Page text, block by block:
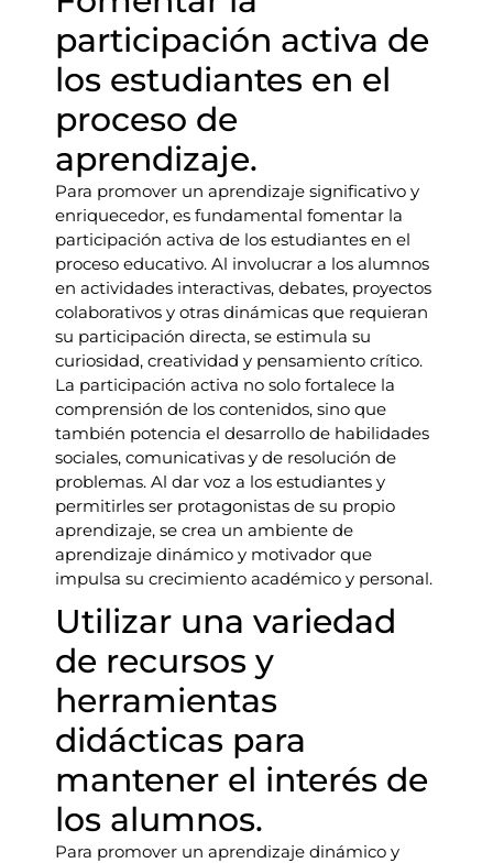
participación activa de
los estudiantes en el
proceso de
aprendizaje.
Para promover un aprendizaje significativo y
enriquecedor, es fundamental fomentar la
participación activa de los estudiantes en el
proceso educativo. Al involucrar a los alumnos
en actividades interactivas, debates, proyectos
colaborativos y otras dinámicas que requieran
su participación directa, se estimula su
curiosidad, creatividad y pensamiento crítico.
La participación activa no solo fortalece la
comprensión de los contenidos, sino que
también potencia el desarrollo de habilidades
sociales, comunicativas y de resolución de
problemas. Al dar voz a los estudiantes y
permitirles ser protagonistas de su propio
aprendizaje, se crea un ambiente de
aprendizaje dinámico y motivador que
impulsa su crecimiento académico y personal.
Utilizar una variedad
de recursos y
herramientas
didácticas para
mantener el interés de
los alumnos.
Para promover un aprendizaje dinámico y